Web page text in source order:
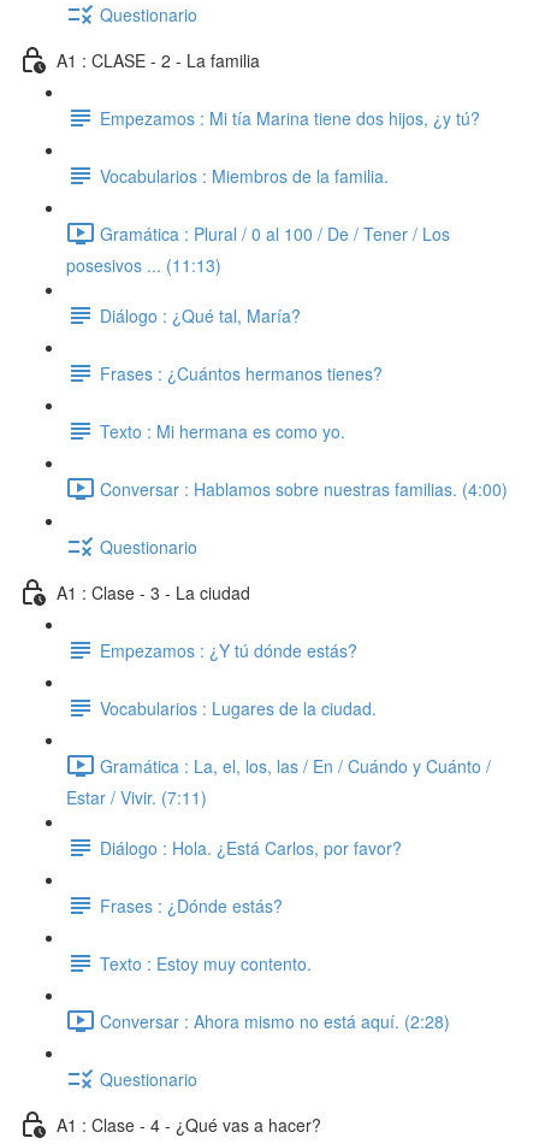
Questionario
A1 : CLASE - 2 - La familia
Empezamos : Mi tía Marina tiene dos hijos, ¿y tú?
Vocabularios : Miembros de la familia.
Gramática : Plural / 0 al 100 / De / Tener / Los
posesivos ... (11:13)
Diálogo : ¿Qué tal, María?
Frases : ¿Cuántos hermanos tienes?
Texto : Mi hermana es como yo.
Conversar : Hablamos sobre nuestras familias. (4:00)
Questionario
A1 : Clase - 3 - La ciudad
Empezamos : ¿Y tú dónde estás?
Vocabularios : Lugares de la ciudad.
Gramática : La, el, los, las / En / Cuándo y Cuánto /
Estar / Vivir. (7:11)
Diálogo : Hola. ¿Está Carlos, por favor?
Frases : ¿Dónde estás?
Texto : Estoy muy contento.
Conversar : Ahora mismo no está aquí. (2:28)
Questionario
A1 : Clase - 4 - ¿Qué vas a hacer?